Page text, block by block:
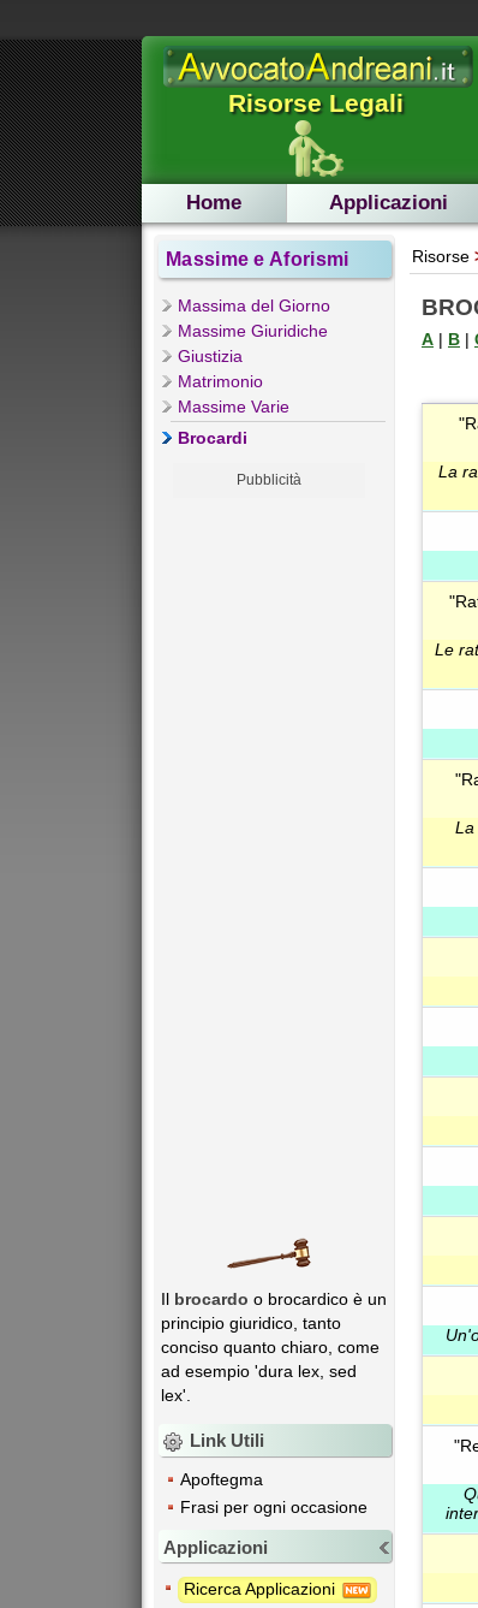
Risorse Legali
Home Applicazioni
Massime e Aforismi
Massima del Giorno
Massime Giuridiche
Giustizia
Matrimonio
Massime Varie
Brocardi
Pubblicità
Il brocardo o brocardico è un
principio giuridico, tanto
conciso quanto chiaro, come
ad esempio 'dura lex, sed
lex'.
Link Utili
Apoftegma
Frasi per ogni occasione
Applicazioni
Ricerca Applicazioni
Risorse
A | B |
La
Le
La